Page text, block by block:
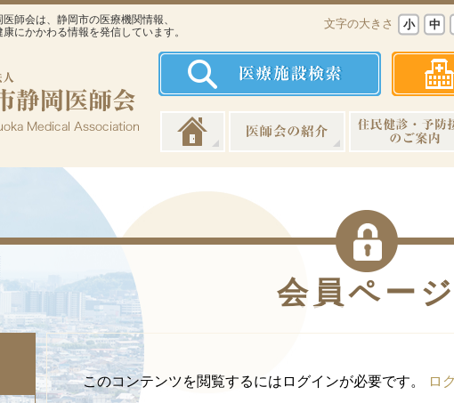
師会は、静岡市の医療機関情報、
にかかわる情報を発信しています。
文字の大きさ 小 中
会員ページ
このコンテンツを閲覧するにはログインが必要です。 ロ